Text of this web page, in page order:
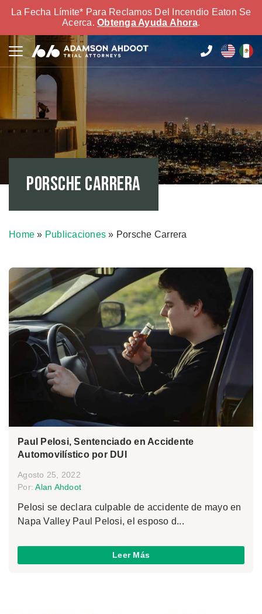
La Fecha Límite* Para Reclamos Del Incendio Eaton Se
Acerca. Obtenga Ayuda Ahora.
Porsche Carrera
Home » Publicaciones » Porsche Carrera
Paul Pelosi, Sentenciado en Accidente
Automovilístico por DUI
Agosto 25, 2022
Por:Alan Ahdoot
Pelosi se declara culpable de accidente de mayo en
Napa Valley Paul Pelosi, el esposo d...
Leer Más